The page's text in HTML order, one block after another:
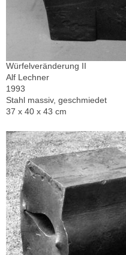
Würfelveränderung II
Alf Lechner
1993
Stahl massiv, geschmiedet
37 x 40 x 43 cm